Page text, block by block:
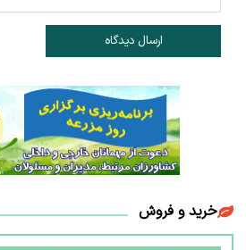
ارسال دیدگاه
خرید و فروش